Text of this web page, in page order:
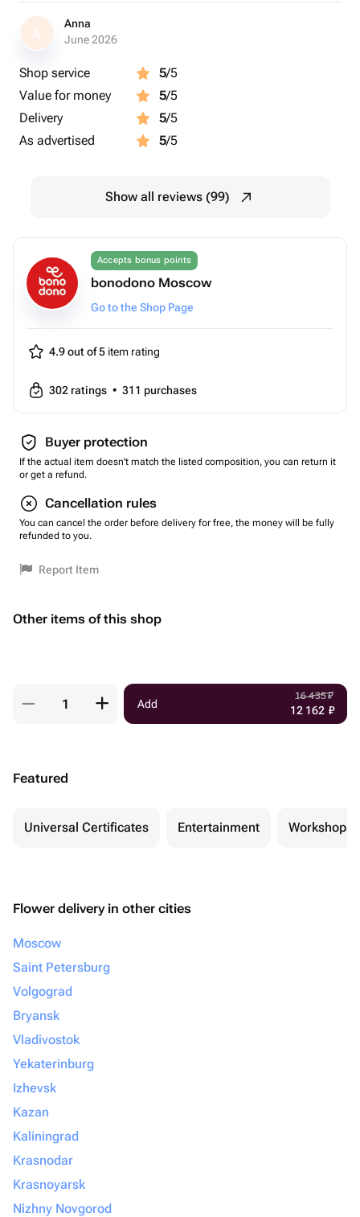
A
Anna
June 2026
Shop service 5/5
Value for money
5/5
Delivery
5/5
As advertised
5/5
Show all reviews (99)
Accepts bonus points
bonodono Moscow
Go to the Shop Page
4.9 out of 5 item rating
302 ratings • 311 purchases
Buyer protection
If the actual item doesn't match the listed composition, you can return it
or get a refund.
Cancellation rules
You can cancel the order before delivery for free, the money will be fully
refunded to you.
Report Item
Other items of this shop
Add
16 435₽
12 162 ₽
Featured
Universal Certificates Entertainment Workshops
Flower delivery in other cities
Moscow
Saint Petersburg
Volgograd
Bryansk
Vladivostok
Yekaterinburg
Izhevsk
Kazan
Kaliningrad
Krasnodar
Krasnoyarsk
Nizhny Novgorod